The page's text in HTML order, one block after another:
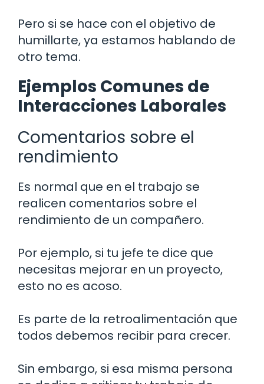
Pero si se hace con el objetivo de
humillarte, ya estamos hablando de
otro tema.
Ejemplos Comunes de
Interacciones Laborales
Comentarios sobre el
rendimiento
Es normal que en el trabajo se
realicen comentarios sobre el
rendimiento de un compañero.
Por ejemplo, si tu jefe te dice que
necesitas mejorar en un proyecto,
esto no es acoso.
Es parte de la retroalimentación que
todos debemos recibir para crecer.
Sin embargo, si esa misma persona